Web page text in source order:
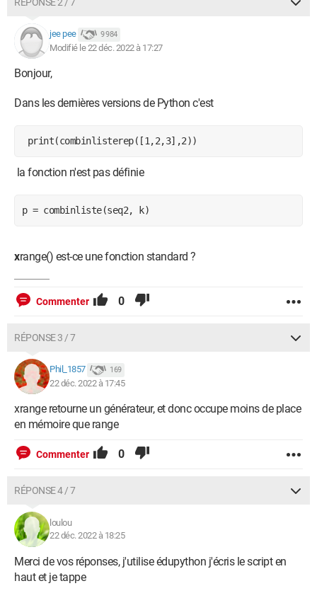
jee pee 9 984
Modifié le 22 déc. 2022 à 17:27
Bonjour,
Dans les dernières versions de Python c'est
print(combinlisterep([1,2,3],2))
la fonction n'est pas définie
p = combinliste(seq2, k)
xrange() est-ce une fonction standard ?
Commenter 0
RÉPONSE 3 / 7
Phil_1857 169
22 déc. 2022 à 17:45
xrange retourne un générateur, et donc occupe moins de place
en mémoire que range
Commenter 0
RÉPONSE 4 / 7
loulou
22 déc. 2022 à 18:25
Merci de vos réponses, j'utilise édupython j'écris le script en
haut et je tappe